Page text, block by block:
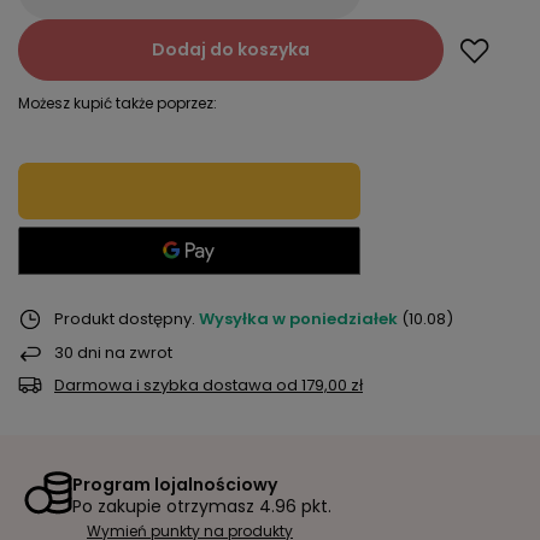
Dodaj do koszyka
Możesz kupić także poprzez:
Produkt dostępny Wysyłka w poniedziałek (10.08)
30 dni na zwrot
Darmowa i szybka dostawa od 179,00 zł
Program lojalnościowy
Po zakupie otrzymasz 4.96 pkt.
Wymień punkty na produkty